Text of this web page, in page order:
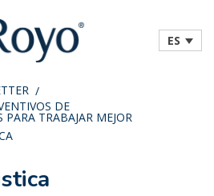
ES
/
DE
PARA TRABAJAR MEJOR